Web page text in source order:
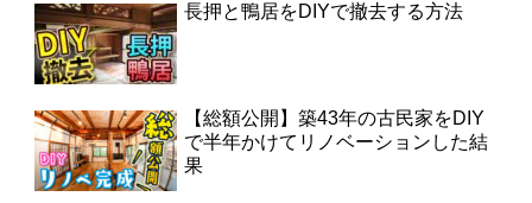
長押と鴨居をDIYで撤去する方法
【総額公開】築43年の古民家をDIY
で半年かけてリノベーションした結
果